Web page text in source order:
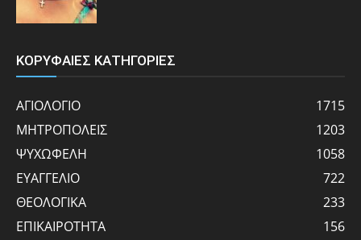
ΚΟΡΥΦΑΙΕΣ ΚΑΤΗΓΟΡΙΕΣ
ΑΓΙΟΛΟΓΙΟ
1715
ΜΗΤΡΟΠΟΛΕΙΣ
1203
ΨΥΧΩΦΕΛΗ
1058
ΕΥΑΓΓΕΛΙΟ
722
ΘΕΟΛΟΓΙΚΑ
233
ΕΠΙΚΑΙΡΟΤΗΤΑ
156